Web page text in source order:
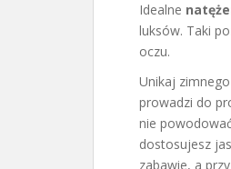
Idealne
luksów. Taki
oczu.
Unikaj
prowadzi do
nie
dostosujesz
zabawie, a